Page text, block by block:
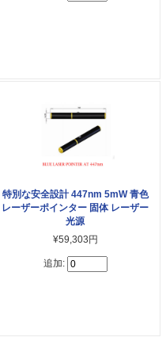
特別な安全設計 447nm 5mW 青色
レーザーポインター 固体 レーザー
光源
¥59,303円
追加: